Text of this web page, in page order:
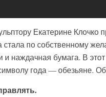
Екатерине Клочко
стала по собственному
наждачная бумага. В
года — обезьяне.